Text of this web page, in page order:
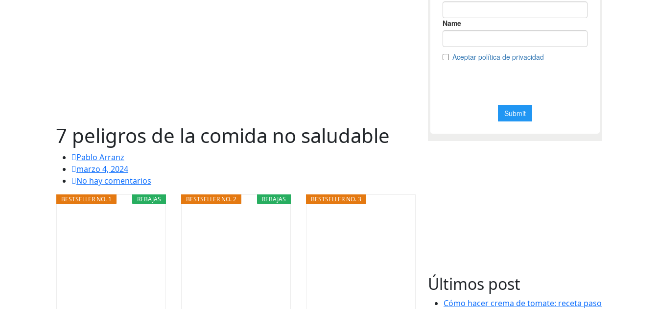
7 peligros de la comida no saludable
Pablo Arranz
marzo 4, 2024
No hay comentarios
REBAJAS
BESTSELLER NO. 1 REBAJAS
BESTSELLER NO. 2 BESTSELLER NO. 3
Últimos post
Cómo hacer crema de tomate: receta paso